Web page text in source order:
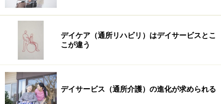
デイケア（通所リハビリ）はデイサービスとこ
こが違う
デイサービス（通所介護）の進化が求められる